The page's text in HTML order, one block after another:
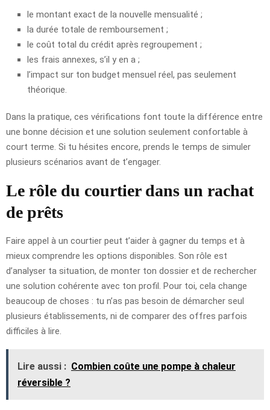
le montant exact de la nouvelle mensualité ;
la durée totale de remboursement ;
le coût total du crédit après regroupement ;
les frais annexes, s’il y en a ;
l’impact sur ton budget mensuel réel, pas seulement
théorique.
Dans la pratique, ces vérifications font toute la différence entre
une bonne décision et une solution seulement confortable à
court terme. Si tu hésites encore, prends le temps de simuler
plusieurs scénarios avant de t’engager.
Le rôle du courtier dans un rachat
de prêts
Faire appel à un courtier peut t’aider à gagner du temps et à
mieux comprendre les options disponibles. Son rôle est
d’analyser ta situation, de monter ton dossier et de rechercher
une solution cohérente avec ton profil. Pour toi, cela change
beaucoup de choses : tu n’as pas besoin de démarcher seul
plusieurs établissements, ni de comparer des offres parfois
difficiles à lire.
Lire aussi : Combien coûte une pompe à chaleur
réversible ?